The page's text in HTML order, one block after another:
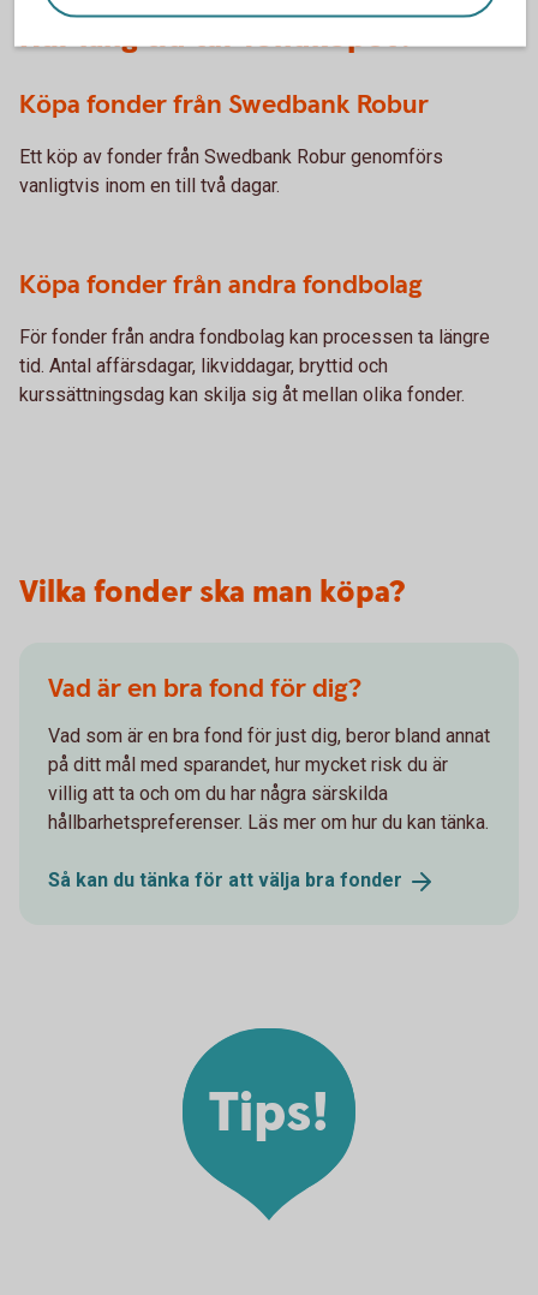
Hur lång tid tar fondköpet?
Köpa fonder från Swedbank Robur
Ett köp av fonder från Swedbank Robur genomförs
vanligtvis inom en till två dagar.
Köpa fonder från andra fondbolag
För fonder från andra fondbolag kan processen ta längre
tid. Antal affärsdagar, likviddagar, bryttid och
kurssättningsdag kan skilja sig åt mellan olika fonder.
Vilka fonder ska man köpa?
Vad är en bra fond för dig?
Vad som är en bra fond för just dig, beror bland annat
på ditt mål med sparandet, hur mycket risk du är
villig att ta och om du har några särskilda
hållbarhetspreferenser. Läs mer om hur du kan tänka.
Så kan du tänka för att välja bra fonder
Tips!